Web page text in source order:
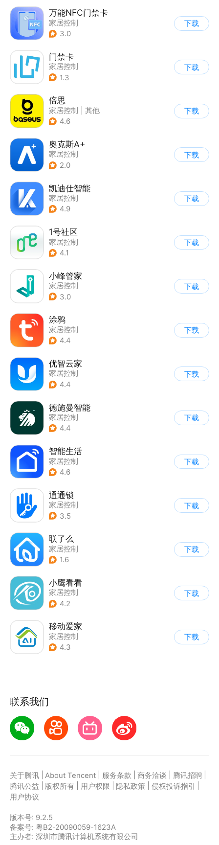
万能NFC门禁卡
家居控制
3.0
下载
门禁卡
家居控制
1.3
下载
倍思
家居控制
其他
4.6
下载
奥克斯A+
家居控制
2.0
下载
凯迪仕智能
家居控制
4.9
下载
1号社区
家居控制
4.1
下载
小峰管家
家居控制
3.0
下载
涂鸦
家居控制
4.4
下载
优智云家
家居控制
4.4
下载
德施曼智能
家居控制
4.4
下载
智能生活
家居控制
4.6
下载
通通锁
家居控制
3.5
下载
联了么
家居控制
1.6
下载
小鹰看看
家居控制
4.2
下载
移动爱家
家居控制
4.3
下载
联系我们
关于腾讯 About Tencent 服务条款 商务洽谈 腾讯招聘
腾讯公益
版权所有 用户权限 隐私政策 侵权投诉指引
用户协议
版本号: 9.2.5
备案号: 粤B2-20090059-1623A
主办者: 深圳市腾讯计算机系统有限公司